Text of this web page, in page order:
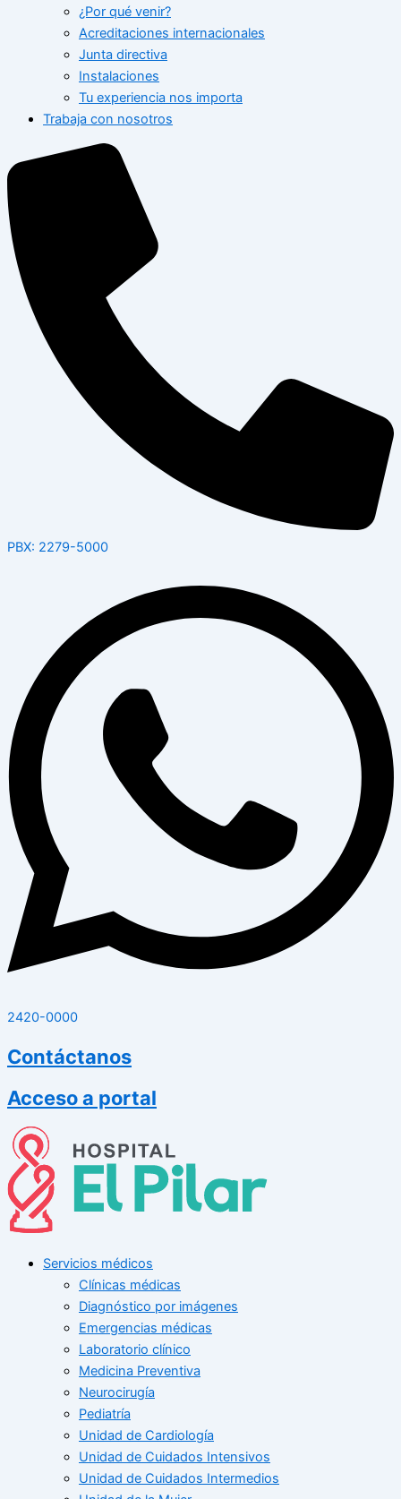
¿Por qué venir?
Acreditaciones internacionales
Junta directiva
Instalaciones
Tu experiencia nos importa
Trabaja con nosotros
PBX: 2279-5000
2420-0000
Contáctanos
Acceso a portal
Servicios médicos
Clínicas médicas
Diagnóstico por imágenes
Emergencias médicas
Laboratorio clínico
Medicina Preventiva
Neurocirugía
Pediatría
Unidad de Cardiología
Unidad de Cuidados Intensivos
Unidad de Cuidados Intermedios